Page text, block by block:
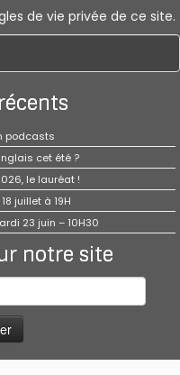
de vie privée de ce site.
podcasts
cet été ?
le lauréat !
juillet à 19H
23 juin – 10H30
notre site